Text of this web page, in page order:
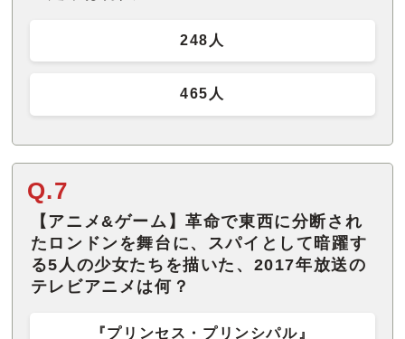
248人
465人
Q.7
【アニメ&ゲーム】革命で東西に分断され
たロンドンを舞台に、スパイとして暗躍す
る5人の少女たちを描いた、2017年放送の
テレビアニメは何？
『プリンセス・プリンシパル』